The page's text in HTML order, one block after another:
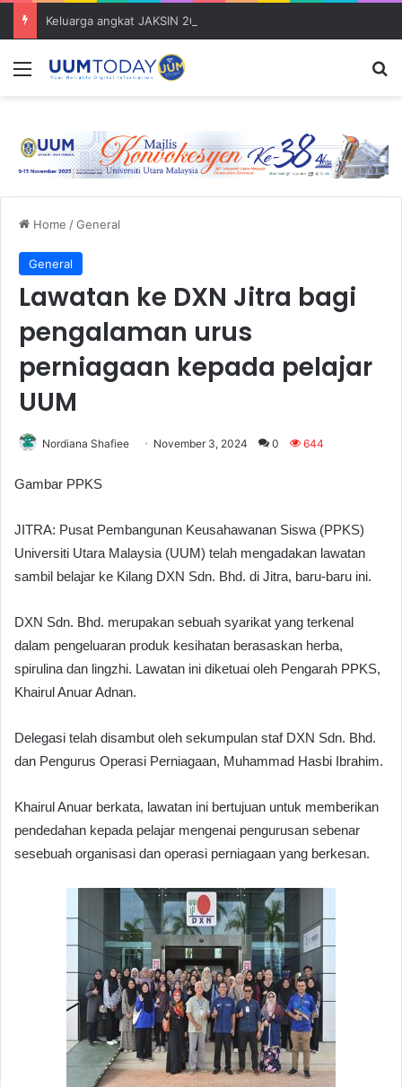
Menu
Home /General
General
Lawatan ke DXN Jitra bagi
pengalaman urus
perniagaan kepada pelajar
UUM
Nordiana Shafiee November 3, 2024 0 644
Gambar PPKS
JITRA: Pusat Pembangunan Keusahawanan Siswa (PPKS)
Universiti Utara Malaysia (UUM) telah mengadakan lawatan
sambil belajar ke Kilang DXN Sdn. Bhd. di Jitra, baru-baru ini.
DXN Sdn. Bhd. merupakan sebuah syarikat yang terkenal
dalam pengeluaran produk kesihatan berasaskan herba,
spirulina dan lingzhi. Lawatan ini diketuai oleh Pengarah PPKS,
Khairul Anuar Adnan.
Delegasi telah disambut oleh sekumpulan staf DXN Sdn. Bhd.
dan Pengurus Operasi Perniagaan, Muhammad Hasbi Ibrahim.
Khairul Anuar berkata, lawatan ini bertujuan untuk memberikan
pendedahan kepada pelajar mengenai pengurusan sebenar
sesebuah organisasi dan operasi perniagaan yang berkesan.